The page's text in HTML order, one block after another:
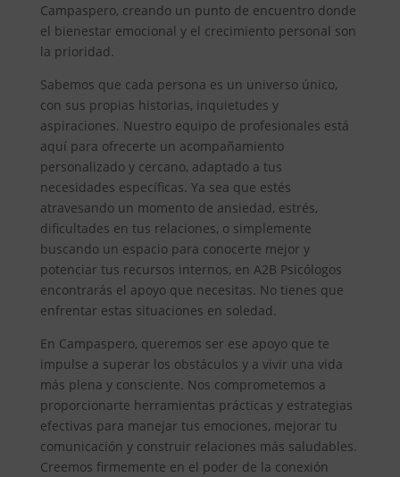
Campaspero, creando un punto de encuentro donde
el bienestar emocional y el crecimiento personal son
la prioridad.
Sabemos que cada persona es un universo único,
con sus propias historias, inquietudes y
aspiraciones. Nuestro equipo de profesionales está
aquí para ofrecerte un acompañamiento
personalizado y cercano, adaptado a tus
necesidades específicas. Ya sea que estés
atravesando un momento de ansiedad, estrés,
dificultades en tus relaciones, o simplemente
buscando un espacio para conocerte mejor y
potenciar tus recursos internos, en A2B Psicólogos
encontrarás el apoyo que necesitas. No tienes que
enfrentar estas situaciones en soledad.
En Campaspero, queremos ser ese apoyo que te
impulse a superar los obstáculos y a vivir una vida
más plena y consciente. Nos comprometemos a
proporcionarte herramientas prácticas y estrategias
efectivas para manejar tus emociones, mejorar tu
comunicación y construir relaciones más saludables.
Creemos firmemente en el poder de la conexión